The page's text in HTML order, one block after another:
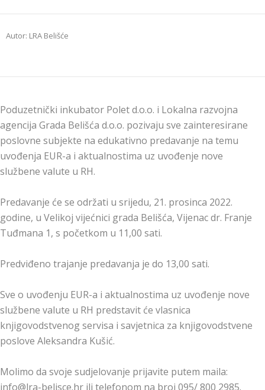
Autor: LRA Belišće
Poduzetnički inkubator Polet d.o.o. i Lokalna razvojna
agencija Grada Belišća d.o.o. pozivaju sve zainteresirane
poslovne subjekte na edukativno predavanje na temu
uvođenja EUR-a i aktualnostima uz uvođenje nove
službene valute u RH.
Predavanje će se održati u srijedu, 21. prosinca 2022.
godine, u Velikoj vijećnici grada Belišća, Vijenac dr. Franje
Tuđmana 1, s početkom u 11,00 sati.
Predviđeno trajanje predavanja je do 13,00 sati.
Sve o uvođenju EUR-a i aktualnostima uz uvođenje nove
službene valute u RH predstavit će vlasnica
knjigovodstvenog servisa i savjetnica za knjigovodstvene
poslove Aleksandra Kušić.
Molimo da svoje sudjelovanje prijavite putem maila:
info@lra-belisce.hr ili telefonom na broj 095/ 800 2985.